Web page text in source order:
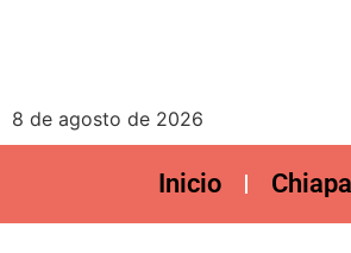
8 de agosto de 2026
Inicio